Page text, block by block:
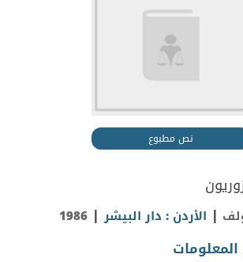
نص مطبوع
| الأردن : دار البيشر|
1986